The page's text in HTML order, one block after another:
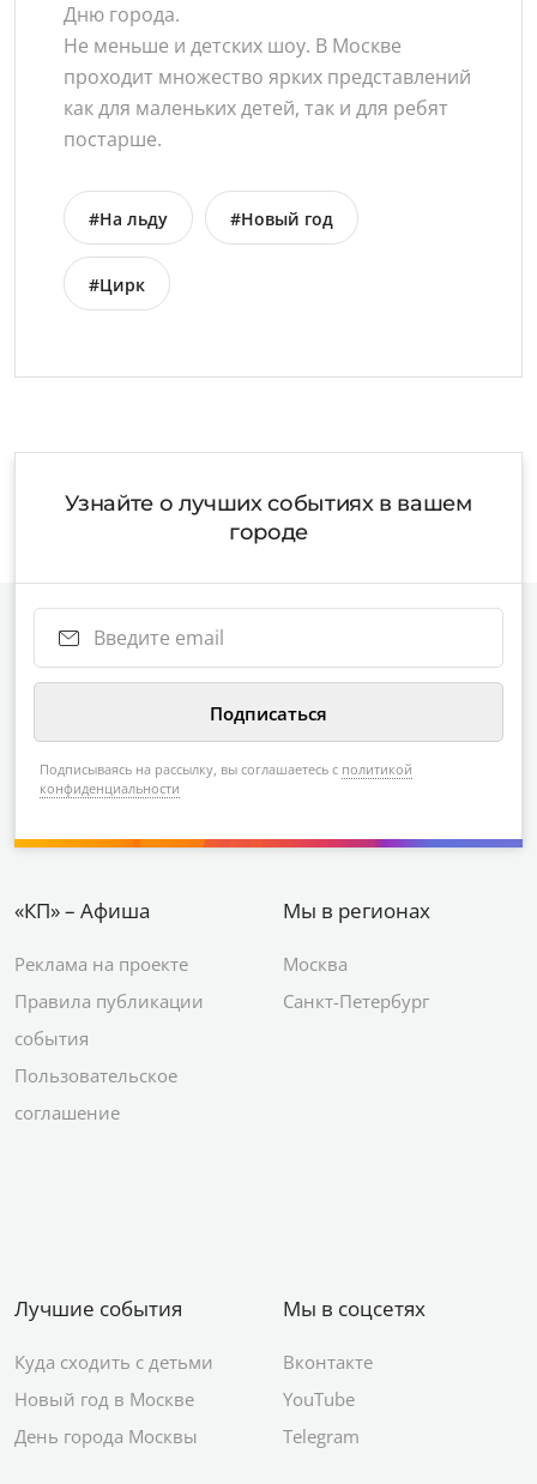
Дню города.
Не меньше и детских шоу. В Москве
проходит множество ярких представлений
как для маленьких детей, так и для ребят
постарше.
#На льду #Новый год
#Цирк
Узнайте о лучших событиях в вашем
городе
Подписываясь на рассылку, вы соглашаетесь с политикой
конфиденциальности
«КП» – Афиша
Реклама на проекте
Правила публикации
события
Пользовательское
соглашение
Мы в регионах
Москва
Санкт-Петербург
Лучшие события
Куда сходить с детьми
Новый год в Москве
День города Москвы
Мы в соцсетях
Вконтакте
YouTube
Telegram